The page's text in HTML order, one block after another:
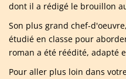
dont il a rédigé le brouillon
Son plus grand chef-d'oeuvre,
étudié en classe pour
roman a été réédité, adapté
Pour aller plus loin dans